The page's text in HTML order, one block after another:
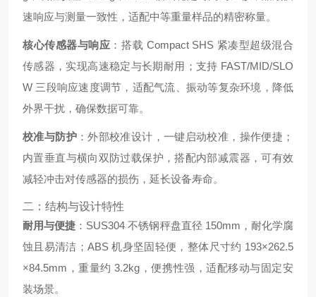
速响应与测量一致性，适配中等重量样品的精密称量。
核心传感器与响应 ：搭载 Compact SHS 紧凑型超级混合
传感器，实现高速稳定与长期耐用；支持 FAST/MID/SLO
W 三段响应速度调节，适配气流、振动等复杂环境，降低
外界干扰，确保数据可靠。
校准与防护：外部校准设计，一键启动校准，操作便捷；
内置垂直与横向双防过载保护，搭配内部减震器，可有效
减轻冲击对传感器的损伤，延长设备寿命。
二：结构与设计特性
耐用与便捷 ：SUS304 不锈钢秤盘直径 150mm，耐化学腐
蚀且易清洁；ABS 机身坚固轻便，整体尺寸约 193×262.5
×84.5mm，重量约 3.2kg，便携性强，适配移动与固定安
装场景。